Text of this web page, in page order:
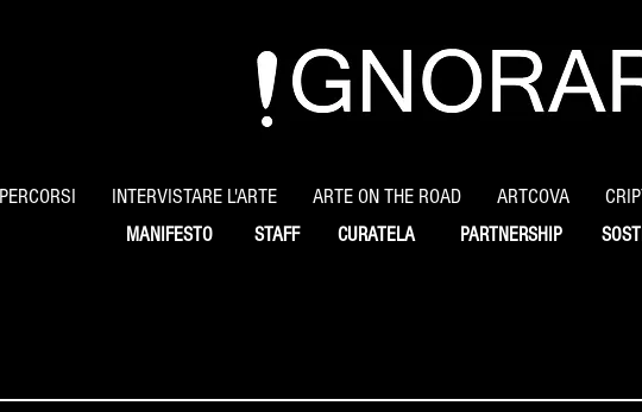
PERCORSI INTERVISTARE L'ARTE ARTE ON THE ROAD ARTCOVA
MANIFESTO STAFF CURATELA PARTNERSHIP